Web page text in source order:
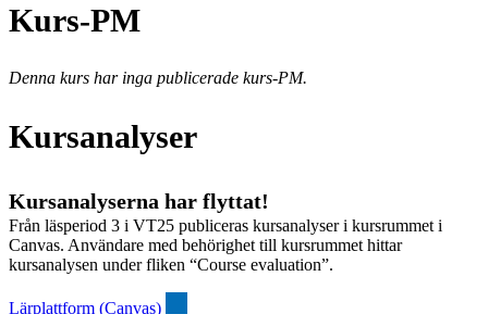
Kurs-PM
Denna kurs har inga publicerade kurs-PM.
Kursanalyser
Kursanalyserna har flyttat!
Från läsperiod 3 i VT25 publiceras kursanalyser i kursrummet i
Canvas. Användare med behörighet till kursrummet hittar
kursanalysen under fliken “Course evaluation”.
Lärplattform (Canvas)